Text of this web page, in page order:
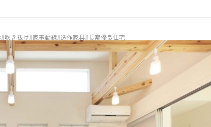
#吹き抜け#家事動線#造作家具#長期優良住宅